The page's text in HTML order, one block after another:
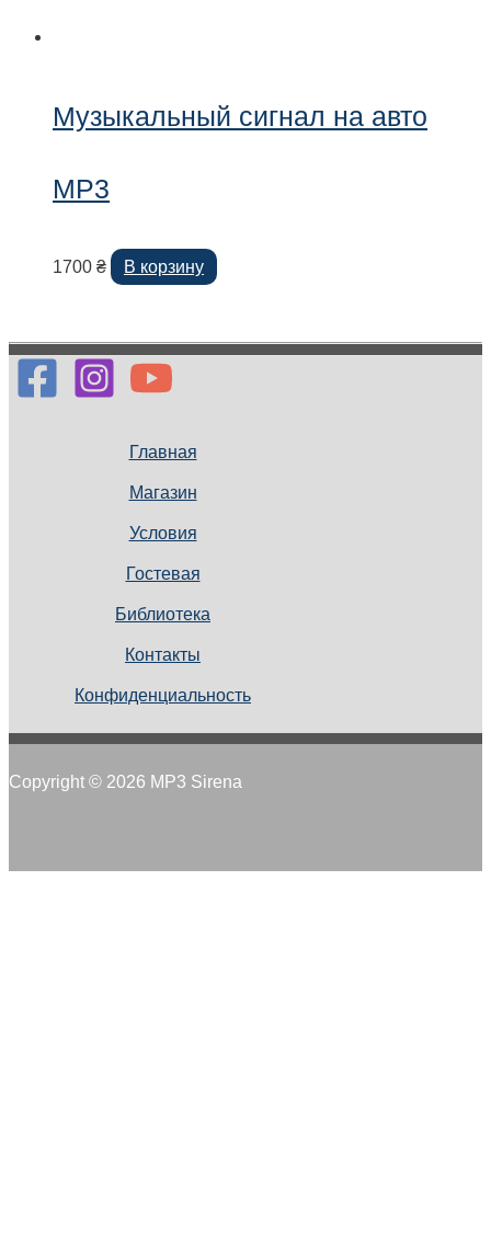
Музыкальный сигнал на авто
MP3
1700 ₴ В корзину
Главная
Магазин
Условия
Гостевая
Библиотека
Контакты
Конфиденциальность
Copyright © 2026 MP3 Sirena